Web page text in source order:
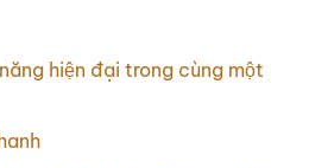
hiện đại trong cùng một